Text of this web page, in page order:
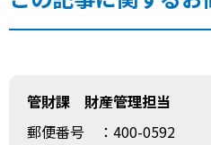
管財課 財産管理担当
郵便番号
：400-0592